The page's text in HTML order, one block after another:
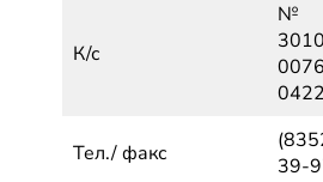
К/с
№
Тел./ факс
39-